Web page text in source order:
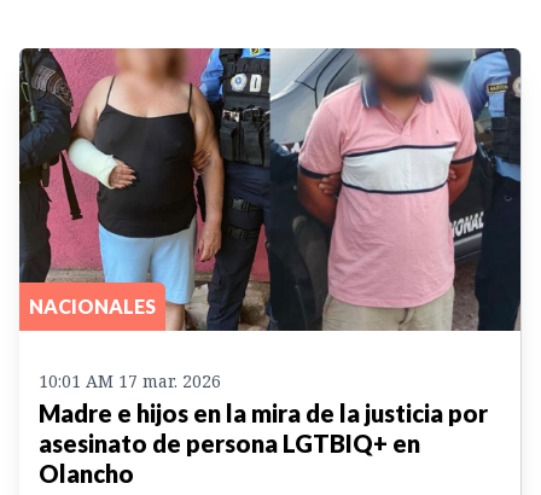
NACIONALES
10:01 AM 17 mar. 2026
Madre e hijos en la mira de la justicia por
asesinato de persona LGTBIQ+ en
Olancho